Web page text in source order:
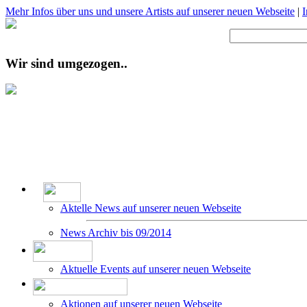
Mehr Infos über uns und unsere Artists auf unserer neuen Webseite |
Wir sind umgezogen..
Aktelle News auf unserer neuen Webseite
News Archiv bis 09/2014
Aktuelle Events auf unserer neuen Webseite
Aktionen auf unserer neuen Webseite